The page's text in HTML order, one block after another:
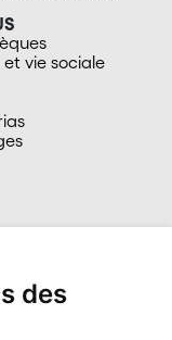
des
vie sociale